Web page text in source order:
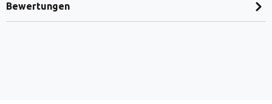
Bewertungen